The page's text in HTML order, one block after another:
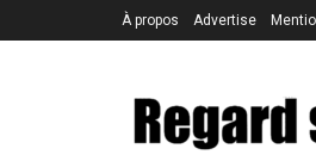
À propos Advertise